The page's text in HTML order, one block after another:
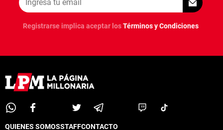
Registrarse implica aceptar losTérminos y Condiciones
QUIENES SOMOSSTAFFCONTACTO